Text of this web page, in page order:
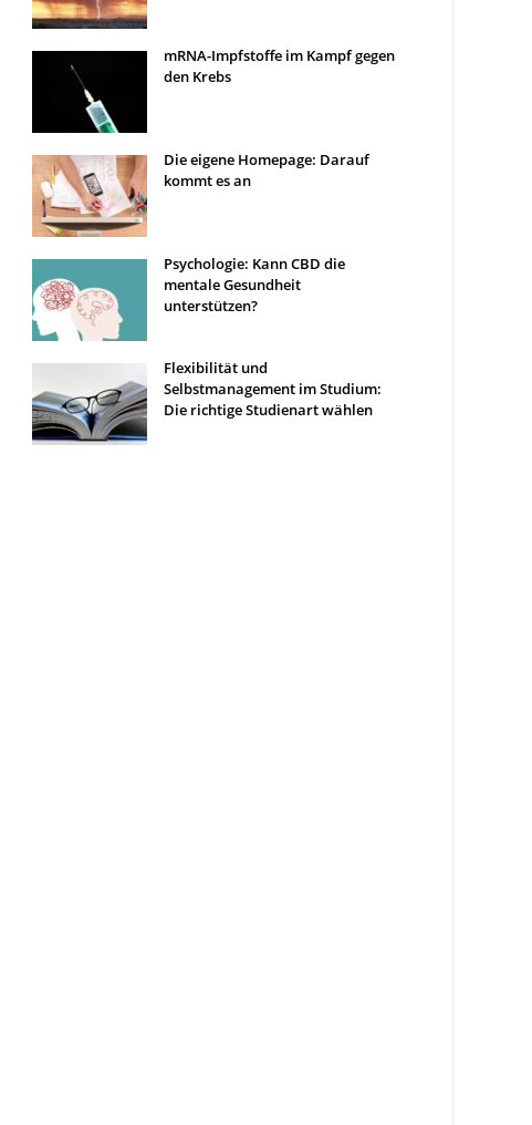
mRNA-Impfstoffe im Kampf gegen
den Krebs
Die eigene Homepage: Darauf
kommt es an
Psychologie: Kann CBD die
mentale Gesundheit
unterstützen?
Flexibilität und
Selbstmanagement im Studium:
Die richtige Studienart wählen